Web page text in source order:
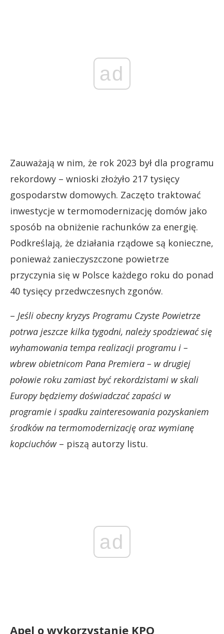
ad
Zauważają w nim, że rok 2023 był dla programu
rekordowy – wnioski złożyło 217 tysięcy
gospodarstw domowych. Zaczęto traktować
inwestycje w termomodernizację domów jako
sposób na obniżenie rachunków za energię.
Podkreślają, że działania rządowe są konieczne,
ponieważ zanieczyszczone powietrze
przyczynia się w Polsce każdego roku do ponad
40 tysięcy przedwczesnych zgonów.
– Jeśli obecny kryzys Programu Czyste Powietrze
potrwa jeszcze kilka tygodni, należy spodziewać się
wyhamowania tempa realizacji programu i –
wbrew obietnicom Pana Premiera – w drugiej
połowie roku zamiast być rekordzistami w skali
Europy będziemy doświadczać zapaści w
programie i spadku zainteresowania pozyskaniem
środków na termomodernizację oraz wymianę
kopciuchów– piszą autorzy listu.
ad
Apel o wykorzystanie KPO